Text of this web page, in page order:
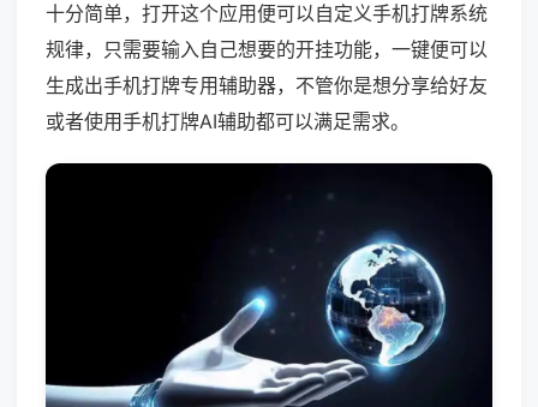
十分简单，打开这个应用便可以自定义手机打牌系统
规律，只需要输入自己想要的开挂功能，一键便可以
生成出手机打牌专用辅助器，不管你是想分享给好友
或者使用手机打牌AI辅助都可以满足需求。